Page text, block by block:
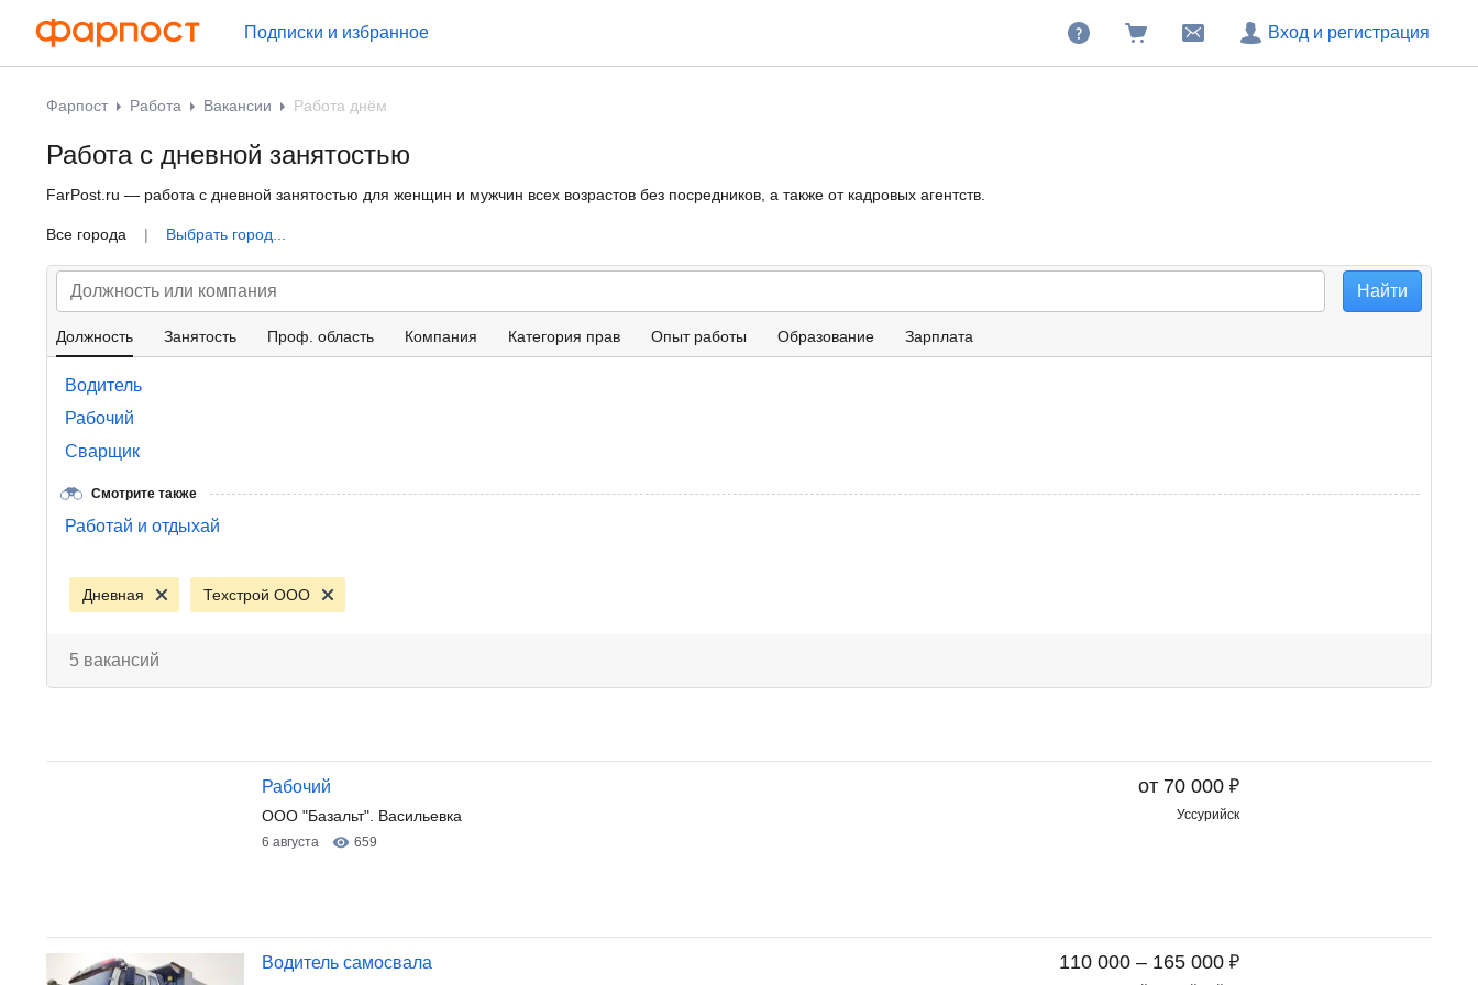
Подписки и избранное Вход и регистрация
Фарпост Работа Вакансии Работа днём
Работа с дневной занятостью
FarPost.ru — работа с дневной занятостью для женщин и мужчин всех возрастов без посредников, а также от кадровых агентств.
Все города | Выбрать город...
Должность Занятость Проф. область Компания Категория прав Опыт работы Образование Зарплата
Водитель
Рабочий
Сварщик
Смотрите также
Работай и отдыхай
Дневная Техстрой ООО
5 вакансий
от 70 000 ₽
Уссурийск
Рабочий
ООО "Базальт". Васильевка
6 августа 659
110 000 – 165 000 ₽
Водитель самосвала